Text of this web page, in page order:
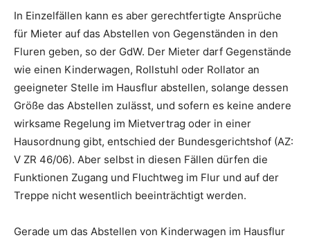
In Einzelfällen kann es aber gerechtfertigte Ansprüche
für Mieter auf das Abstellen von Gegenständen in den
Fluren geben, so der GdW. Der Mieter darf Gegenstände
wie einen Kinderwagen, Rollstuhl oder Rollator an
geeigneter Stelle im Hausflur abstellen, solange dessen
Größe das Abstellen zulässt, und sofern es keine andere
wirksame Regelung im Mietvertrag oder in einer
Hausordnung gibt, entschied der Bundesgerichtshof (AZ:
V ZR 46/06). Aber selbst in diesen Fällen dürfen die
Funktionen Zugang und Fluchtweg im Flur und auf der
Treppe nicht wesentlich beeinträchtigt werden.
Gerade um das Abstellen von Kinderwagen im Hausflur